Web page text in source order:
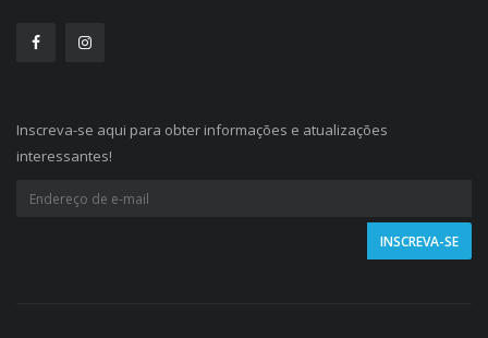
Inscreva-se aqui para obter informações e atualizações
interessantes!